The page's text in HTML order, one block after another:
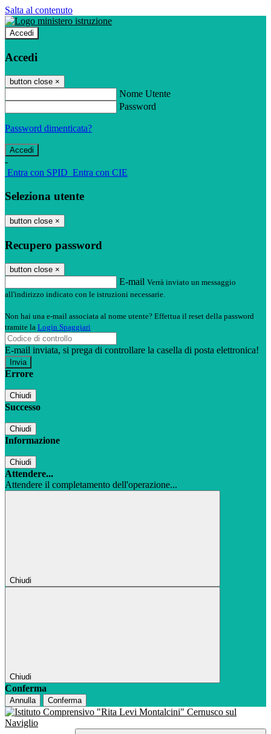
Salta al contenuto
Accedi
Accedi
button close ×
Nome Utente
Password
Password dimenticata?
-
Entra con SPID Entra con CIE
Seleziona utente
button close ×
Recupero password
button close ×
E-mail Verrà inviato un messaggio
all'indirizzo indicato con le istruzioni necessarie.
Non hai una e-mail associata al nome utente? Effettua il reset della password
tramite la Login Spaggiari
E-mail inviata, si prega di controllare la casella di posta elettronica!
Errore
Chiudi
Successo
Chiudi
Informazione
Chiudi
Attendere...
Attendere il completamento dell'operazione...
Chiudi
Chiudi
Conferma
Annulla Conferma